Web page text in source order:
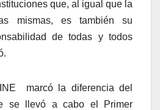
que, al igual que la
mismas, es también su
de todas y todos
marcó la diferencia del
se llevó a cabo el Primer